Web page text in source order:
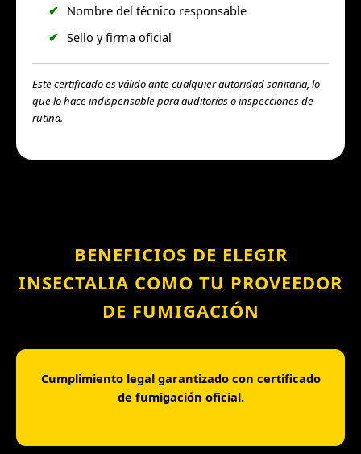
Nombre del técnico responsable
Sello y firma oficial
Este certificado es válido ante cualquier autoridad sanitaria, lo
que lo hace indispensable para auditorías o inspecciones de
rutina.
BENEFICIOS DE ELEGIR
INSECTALIA COMO TU PROVEEDOR
DE FUMIGACIÓN
Cumplimiento legal garantizado con certificado
de fumigación oficial.